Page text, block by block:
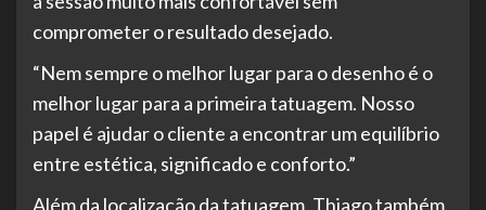
comprometer o resultado desejado.
“Nem sempre o melhor lugar para o desenho é o
melhor lugar para a primeira tatuagem. Nosso
papel é ajudar o cliente a encontrar um equilíbrio
entre estética, significado e conforto.”
Além da localização da tatuagem, Thiago também